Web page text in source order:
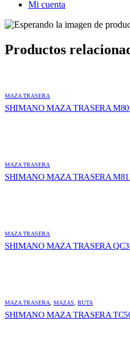
Mi cuenta
Productos
MAZA TRASERA
SHIMANO MAZA TRASERA
MAZA TRASERA
SHIMANO MAZA TRASERA
MAZA TRASERA
SHIMANO MAZA TRASERA
MAZA TRASERA MAZAS RUTA
SHIMANO MAZA TRASERA